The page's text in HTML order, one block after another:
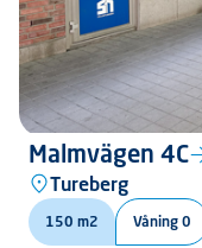
Malmvägen 4C
Tureberg
150 m2 Våning 0